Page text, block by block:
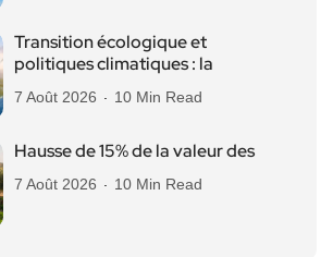
Transition écologique et
politiques climatiques : la
7 Août 2026 10 Min Read
Hausse de 15% de la valeur des
7 Août 2026 10 Min Read